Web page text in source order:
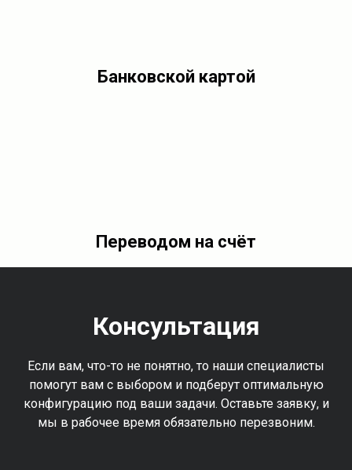
Банковской картой
Переводом на счёт
Консультация
Если вам, что-то не понятно, то наши специалисты
помогут вам с выбором и подберут оптимальную
конфигурацию под ваши задачи. Оставьте заявку, и
мы в рабочее время обязательно перезвоним.